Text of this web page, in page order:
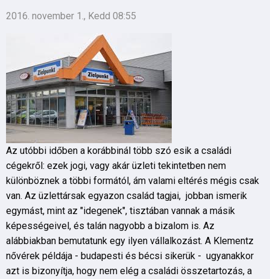
2016. november 1., Kedd 08:55
Az utóbbi időben a korábbinál több szó esik a családi
cégekről: ezek jogi, vagy akár üzleti tekintetben nem
különböznek a többi formától, ám valami eltérés mégis csak
van. Az üzlettársak egyazon család tagjai, jobban ismerik
egymást, mint az "idegenek", tisztában vannak a másik
képességeivel, és talán nagyobb a bizalom is. Az
alábbiakban bemutatunk egy ilyen vállalkozást. A Klementz
nővérek példája - budapesti és bécsi sikerük - ugyanakkor
azt is bizonyítja, hogy nem elég a családi összetartozás, a